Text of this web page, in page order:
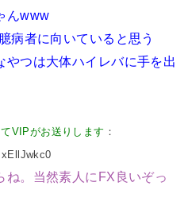
んwww
病者に向いていると思う
やつは大体ハイレバに手を出
VIPがお送りします ：
ね。当然素人にFX良いぞっ